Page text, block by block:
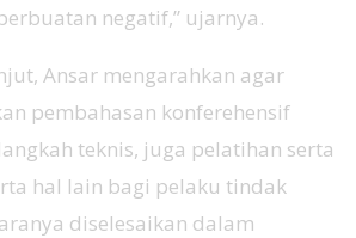
negatif,” ujarnya.
Ansar mengarahkan agar
pembahasan konferehensif
teknis, juga pelatihan serta
hal lain bagi pelaku tindak
diselesaikan dalam